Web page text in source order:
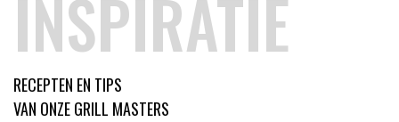
INSPIRATIE
RECEPTEN EN TIPS
VAN ONZE GRILL MASTERS